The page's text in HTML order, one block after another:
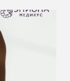
списка